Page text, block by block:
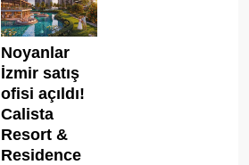
Noyanlar
İzmir satış
ofisi açıldı!
Calista
Resort &
Residence